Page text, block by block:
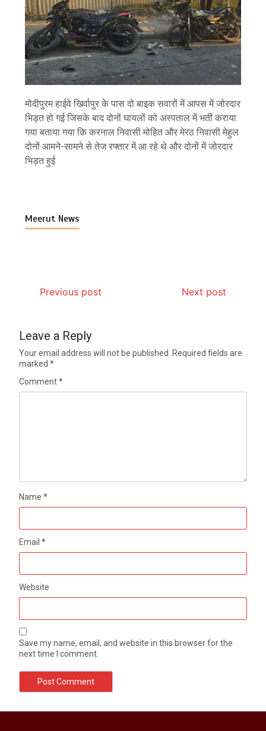
मोदीपुरम हाईवे खिर्वापुर के पास दो बाइक सवारों में आपस में जोरदार
भिड़त हो गई जिसके बाद दोनों घायलों को अस्पताल में भर्ती कराया
गया बताया गया कि करनाल निवासी मोहित और मेरठ निवासी मेहुल
दोनों आमने-सामने से तेज रफ्तार में आ रहे थे और दोनों में जोरदार
भिड़त हुई
Meerut News
Previous post Next post
Leave a Reply
Your email address will not be published.
Required fields are
marked*
Comment*
Name*
Email*
Website
Save my name, email, and website in this browser for the
next time I comment.